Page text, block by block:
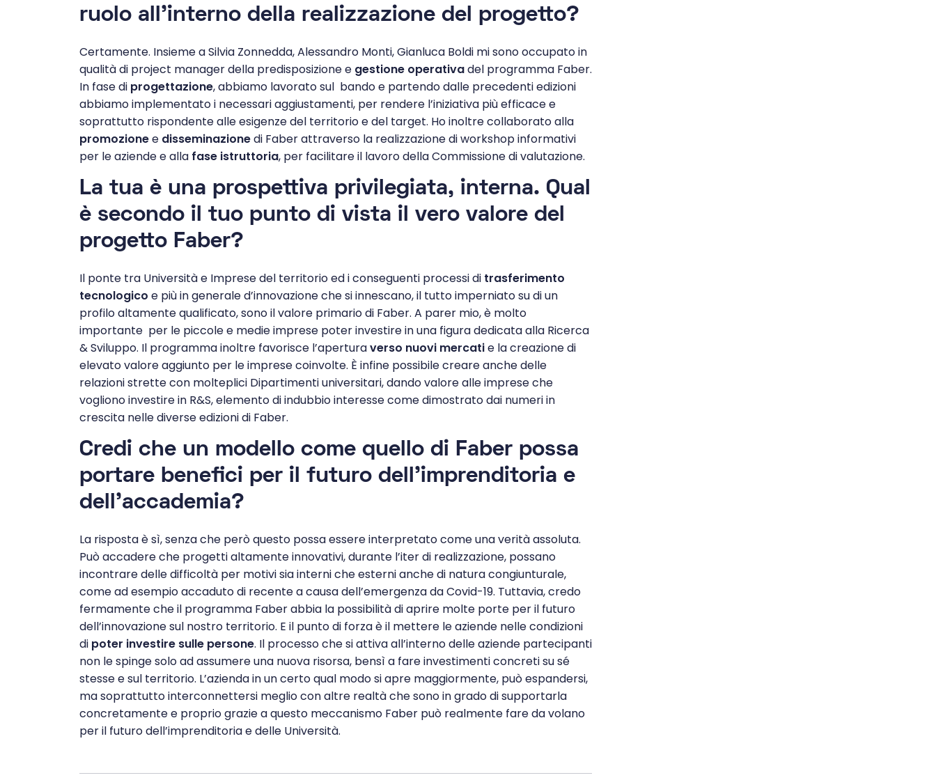
ruolo all’interno della realizzazione del progetto?
Certamente. Insieme a Silvia Zonnedda, Alessandro Monti, Gianluca Boldi mi sono occupato in
qualità di project manager della predisposizione e gestione operativadel programma Faber.
In fase di progettazione, abbiamo lavorato sul bando e partendo dalle precedenti edizioni
abbiamo implementato i necessari aggiustamenti, per rendere l’iniziativa più efficace e
soprattutto rispondente alle esigenze del territorio e del target. Ho inoltre collaborato alla
promozionee disseminazionedi Faber attraverso la realizzazione di workshop informativi
per le aziende e alla fase istruttoria, per facilitare il lavoro della Commissione di valutazione.
La tua è una prospettiva privilegiata, interna. Qual
è secondo il tuo punto di vista il vero valore del
progetto Faber?
Il ponte tra Università e Imprese del territorio ed i conseguenti processi di trasferimento
tecnologico e più in generale d’innovazione che si innescano, il tutto imperniato su di un
profilo altamente qualificato, sono il valore primario di Faber. A parer mio, è molto
importante per le piccole e medie imprese poter investire in una figura dedicata alla Ricerca
& Sviluppo. Il programma inoltre favorisce l’aperturaverso nuovi mercatie la creazione di
elevato valore aggiunto per le imprese coinvolte. È infine possibile creare anche delle
relazioni strette con molteplici Dipartimenti universitari, dando valore alle imprese che
vogliono investire in R&S, elemento di indubbio interesse come dimostrato dai numeri in
crescita nelle diverse edizioni di Faber.
Credi che un modello come quello di Faber possa
portare benefici per il futuro dell’imprenditoria e
dell’accademia?
La risposta è sì, senza che però questo possa essere interpretato come una verità assoluta.
Può accadere che progetti altamente innovativi, durante l’iter di realizzazione, possano
incontrare delle difficoltà per motivi sia interni che esterni anche di natura congiunturale,
come ad esempio accaduto di recente a causa dell’emergenza da Covid-19. Tuttavia, credo
fermamente che il programma Faber abbia la possibilità di aprire molte porte per il futuro
dell’innovazione sul nostro territorio. E il punto di forza è il mettere le aziende nelle condizioni
di poter investire sulle persone. Il processo che si attiva all’interno delle aziende partecipanti
non le spinge solo ad assumere una nuova risorsa, bensì a fare investimenti concreti su sé
stesse e sul territorio. L’azienda in un certo qual modo si apre maggiormente, può espandersi,
ma soprattutto interconnettersi meglio con altre realtà che sono in grado di supportarla
concretamente e proprio grazie a questo meccanismo Faber può realmente fare da volano
per il futuro dell’imprenditoria e delle Università.